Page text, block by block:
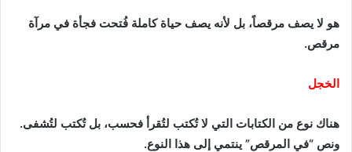
هو لا يصف مرقصاً، بل لأنه يصف حياة كاملة فُتحت فجأة في مرآة
مرقص.
الخجل
هناك نوع من الكتابات التي لا تُكتب لتُقرأ فحسب، بل تُكتب لتُشفى.
ونص “في المرقص” ينتمي إلى هذا النوع.